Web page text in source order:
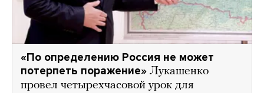
«По определению Россия не может
потерпеть поражение» Лукашенко
провел четырехчасовой урок для